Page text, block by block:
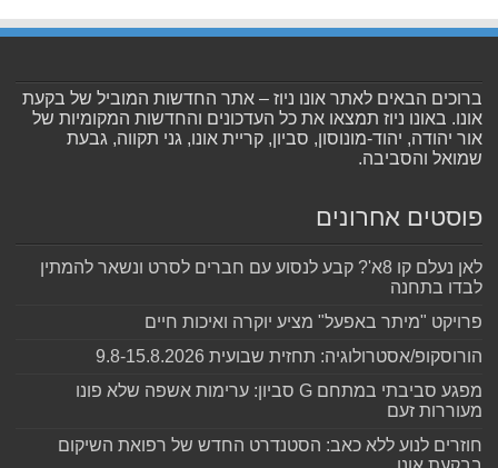
ברוכים הבאים לאתר אונו ניוז – אתר החדשות המוביל של בקעת
אונו. באונו ניוז תמצאו את כל העדכונים והחדשות המקומיות של
אור יהודה, יהוד-מונוסון, סביון, קריית אונו, גני תקווה, גבעת
שמואל והסביבה.
פוסטים אחרונים
לאן נעלם קו 8א'? קבע לנסוע עם חברים לסרט ונשאר להמתין
לבדו בתחנה
פרויקט "מיתר באפעל" מציע יוקרה ואיכות חיים
הורוסקופ/אסטרולוגיה: תחזית שבועית 9.8-15.8.2026
מפגע סביבתי במתחם G סביון: ערימות אשפה שלא פונו
מעוררות זעם
חוזרים לנוע ללא כאב: הסטנדרט החדש של רפואת השיקום